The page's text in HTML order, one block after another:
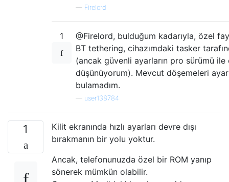
— Firelord
1
@Firelord, bulduğum kadarıyla, özel
BT tethering, cihazımdaki tasker
(ancak güvenli ayarların pro sürümü
düşünüyorum). Mevcut döşemeleri
bulamadım.
user138784
1
Kilit ekranında hızlı ayarları devre dışı
bırakmanın bir yolu yoktur.
Ancak, telefonunuzda özel bir ROM yanıp
sönerek mümkün olabilir.